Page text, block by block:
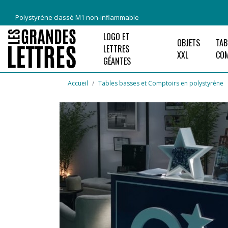
Polystyrène classé M1 non-inflammable
LOGO ET
LETTRES
GÉANTES
OBJETS
XXL
Accueil Tables basses et Comptoirs en polystyrène